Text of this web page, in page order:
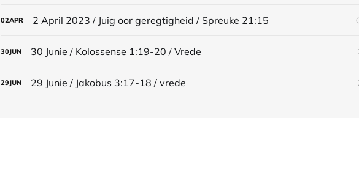
02APR 2 April 2023 / Juig oor geregtigheid / Spreuke 21:15
30JUN 30 Junie / Kolossense 1:19-20 / Vrede
29JUN 29 Junie / Jakobus 3:17-18 / vrede